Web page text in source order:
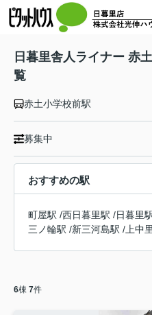
日暮里舎人ライナー 赤
覧
赤土小学校前駅
募集中
おすすめの駅
町屋駅 /西日暮里駅 /日暮里
三ノ輪駅 /新三河島駅 / 上中
6棟 7件